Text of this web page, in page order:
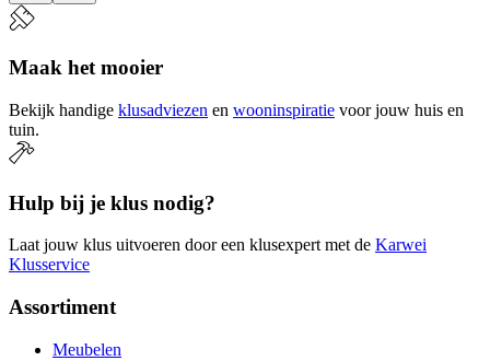
Maak het mooier
Bekijk handige klusadviezen en wooninspiratie voor jouw huis en
tuin.
Hulp bij je klus nodig?
Laat jouw klus uitvoeren door een klusexpert met de Karwei
Klusservice
Assortiment
Meubelen